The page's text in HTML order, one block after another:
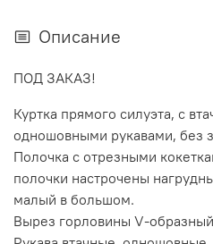
Описание
ПОД ЗАКАЗ!
Куртка прямого силуэта, с
одношовными рукавами, без
Полочка с отрезными
полочки настрочены
малый в большом.
Вырез горловины V-образный